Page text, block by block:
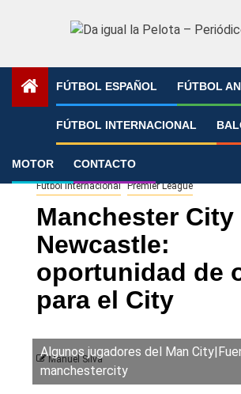
FÚTBOL ESPAÑOL FÚTBOL
FÚTBOL INTERNACIONAL
MOTOR CONTACTO
»
Fútbol Internacional Premier League
Manchester City
Newcastle:
oportunidad de
para el City
Manuel Silva
Algunos jugadores del Man
manchestercity